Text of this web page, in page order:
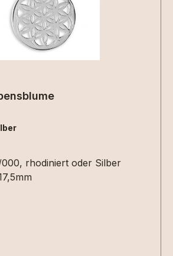
rhodiniert oder Silber